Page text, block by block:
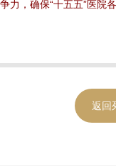
，确保“十五五”医院
返回